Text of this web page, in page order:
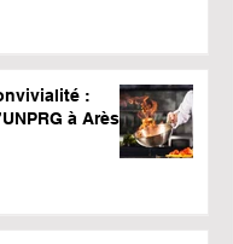
:
à Arès !